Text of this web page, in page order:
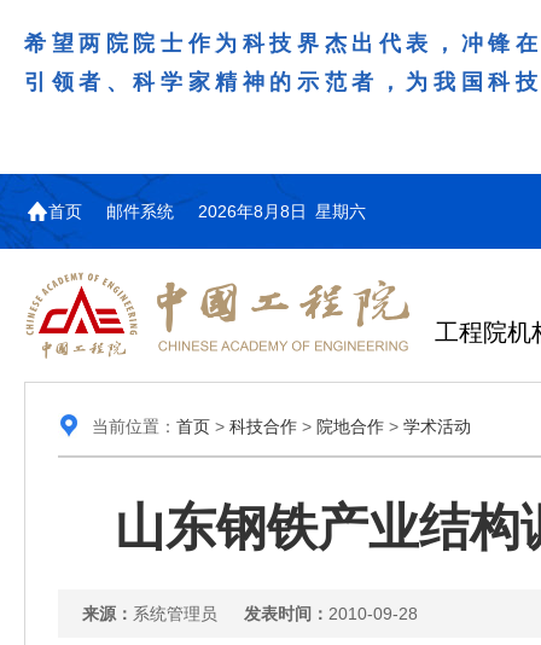
希望两院院士作为科技界杰出代表，冲锋
引领者、科学家精神的示范者，为我国科
首页 邮件系统 2026年8月8日 星期六
工程院机
当前位置： 首页> 科技合作> 院地合作> 学术活动
山东钢铁产业结
来源： 系统管理员 发表时间： 2010-09-28